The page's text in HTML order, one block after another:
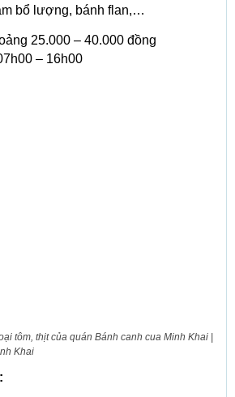
bổ lượng, bánh flan,…
25.000 – 40.000 đồng
– 16h00
tôm, thịt của quán Bánh canh cua Minh Khai |
Khai